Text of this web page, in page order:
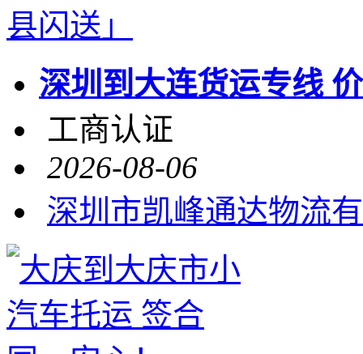
深圳到大连货运专线
工商认证
2026-08-06
深圳市凯峰通达物流